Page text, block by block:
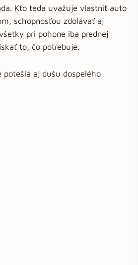
Kto teda uvažuje vlastniť auto
schopnosťou zdolávať aj
pri pohone iba prednej
to, čo potrebuje.